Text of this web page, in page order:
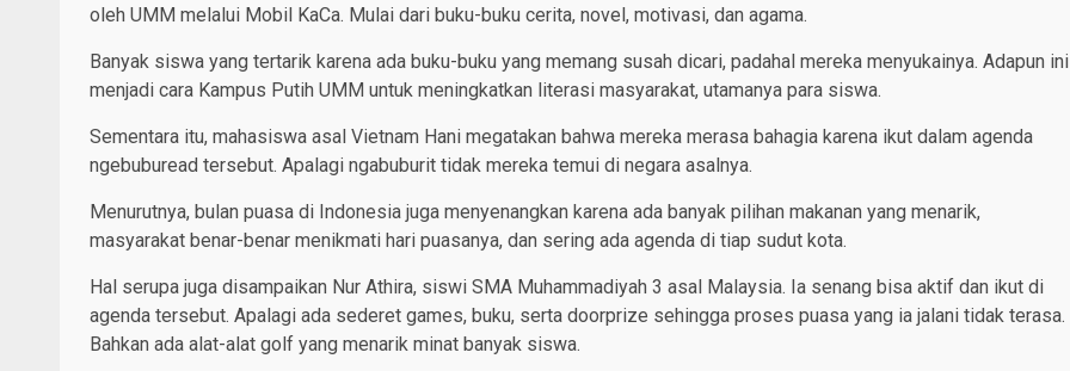
oleh UMM melalui Mobil KaCa. Mulai dari buku-buku cerita, novel, motivasi, dan agama.
Banyak siswa yang tertarik karena ada buku-buku yang memang susah dicari, padahal mereka menyukainya. Adapun ini
menjadi cara Kampus Putih UMM untuk meningkatkan literasi masyarakat, utamanya para siswa.
Sementara itu, mahasiswa asal Vietnam Hani megatakan bahwa mereka merasa bahagia karena ikut dalam agenda
ngebuburead tersebut. Apalagi ngabuburit tidak mereka temui di negara asalnya.
Menurutnya, bulan puasa di Indonesia juga menyenangkan karena ada banyak pilihan makanan yang menarik,
masyarakat benar-benar menikmati hari puasanya, dan sering ada agenda di tiap sudut kota.
Hal serupa juga disampaikan Nur Athira, siswi SMA Muhammadiyah 3 asal Malaysia. Ia senang bisa aktif dan ikut di
agenda tersebut. Apalagi ada sederet games, buku, serta doorprize sehingga proses puasa yang ia jalani tidak terasa.
Bahkan ada alat-alat golf yang menarik minat banyak siswa.